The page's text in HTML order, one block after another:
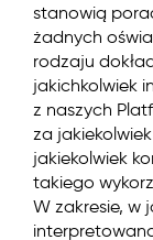
stanowią
żadnych
rodzaju
jakichkolwiek
z naszych
za
jakiekolwiek
takiego
W zakresie, w